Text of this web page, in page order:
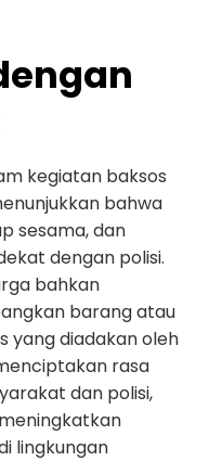
kegiatan baksos
bahwa
sesama, dan
dengan polisi.
bahkan
barang atau
yang diadakan oleh
rasa
dan polisi,
lingkungan